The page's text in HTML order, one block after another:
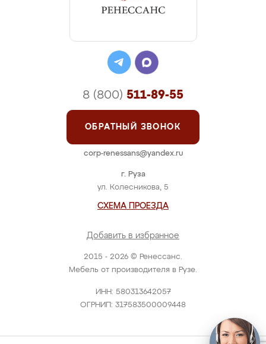
2015 - 2026 © Ренессанс.
Мебель от производителя в Рузе.
ИНН: 580313642057
ОГРНИП: 317583500009448
г. Руза
ул. Колесникова, 5
СХЕМА ПРОЕЗДА
Добавить в избранное
8 (800) 511-89-55
ОБРАТНЫЙ ЗВОНОК
corp-renessans@yandex.ru